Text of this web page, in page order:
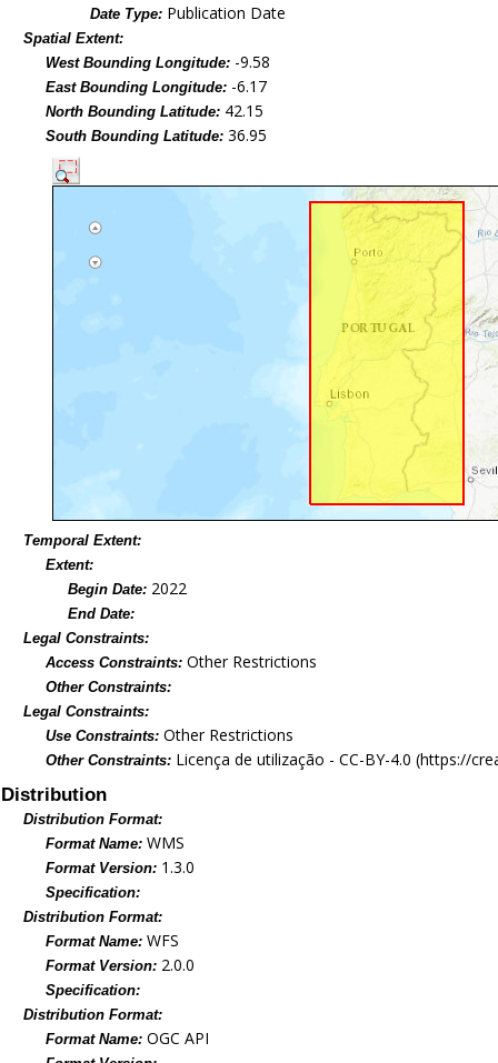
Date Type: Publication Date
Spatial Extent:
West Bounding Longitude: -9.58
East Bounding Longitude: -6.17
North Bounding Latitude: 42.15
South Bounding Latitude:36.95
Temporal Extent:
Extent:
Begin Date: 2022
End Date:
Legal Constraints:
Access Constraints:Other Restrictions
Other Constraints:
Legal Constraints:
Use Constraints:Other Restrictions
Other Constraints: Licença de utilização - CC-BY-4.0 (https://
Distribution
Distribution Format:
Format Name:WMS
Format Version: 1.3.0
Specification:
Distribution Format:
Format Name:WFS
Format Version: 2.0.0
Specification:
Distribution Format:
Format Name:OGC API